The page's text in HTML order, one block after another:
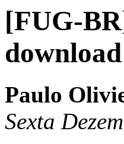
[FUG-
download
Paulo
Sexta